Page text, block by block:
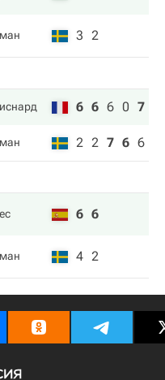
3 2
6 6 6 0 7
2 2 7 6 6
6 6
4 2